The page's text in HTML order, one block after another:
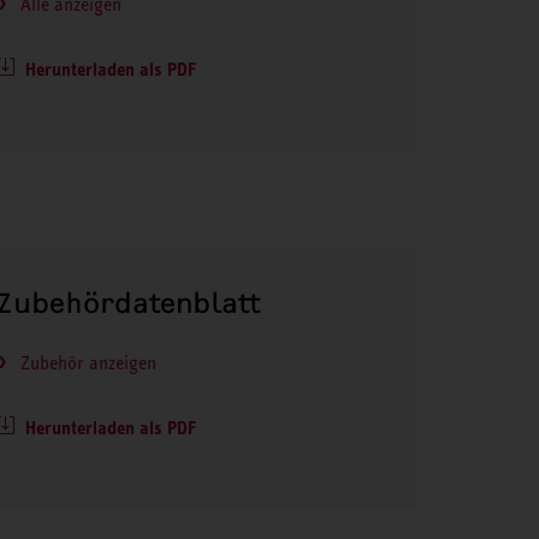
Herunterladen als PDF
Zubehör anzeigen
Herunterladen als PDF